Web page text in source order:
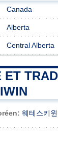
Canada
Alberta
Central Alberta
ET
웨테스키윈